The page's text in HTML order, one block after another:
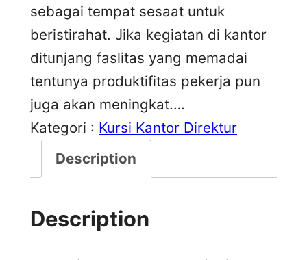
sebagai tempat sesaat untuk
beristirahat. Jika kegiatan di kantor
ditunjang faslitas yang memadai
tentunya produktifitas pekerja pun
juga akan meningkat.…
Kategori : Kursi Kantor Direktur
Description
Description